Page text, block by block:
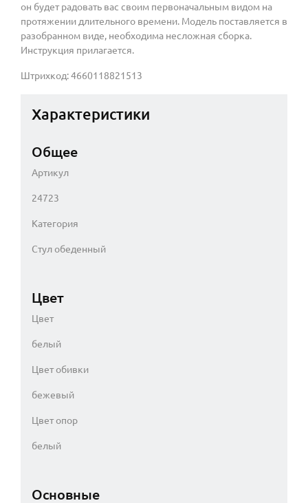
он будет радовать вас своим первоначальным видом на
протяжении длительного времени. Модель поставляется в
разобранном виде, необходима несложная сборка.
Инструкция прилагается.
Штрихкод: 4660118821513
Характеристики
Общее
Артикул
24723
Категория
Стул обеденный
Цвет
Цвет
белый
Цвет обивки
бежевый
Цвет опор
белый
Основные